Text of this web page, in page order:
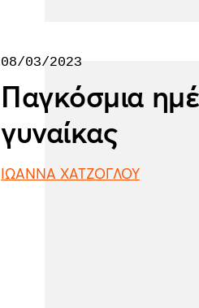
08/03/2023
Παγκόσμια
γυναίκας
ΙΩΑΝΝΑ ΧΑΤΖΟΓΛΟΥ